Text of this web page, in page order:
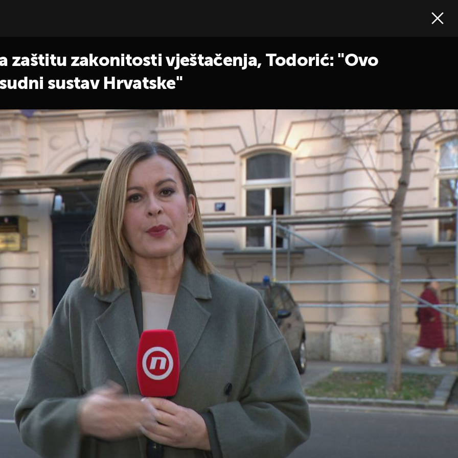
zaštitu zakonitosti vještačenja, Todorić: "Ovo
sustav Hrvatske"
VELIKA ZAPLIJENA
Otkrivena ilegalna pršutana kod Drniša: Zaplijenjeno
1000 pršuta, istražuje se gdje su se prodavali
SNIMKE IZ ZRAKA
FOTO/VIDEO Apokaliptični prizori s Dunava: Zbog
ekstremno niskog vodostaja brodovi ostali nasukani